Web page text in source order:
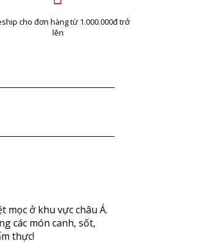
cho đơn hàng từ 1.000.000đ trở
lên
mọc ở khu vực châu Á.
các món canh, sốt,
thực!